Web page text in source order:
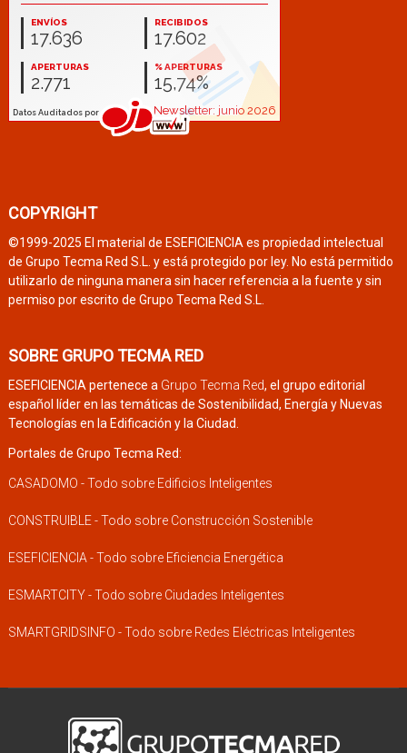
COPYRIGHT
©1999-2025 El material de ESEFICIENCIA es propiedad intelectual
de Grupo Tecma Red S.L. y está protegido por ley. No está permitido
utilizarlo de ninguna manera sin hacer referencia a la fuente y sin
permiso por escrito de Grupo Tecma Red S.L.
SOBRE GRUPO TECMA RED
ESEFICIENCIA pertenece a Grupo Tecma Red, el grupo editorial
español líder en las temáticas de Sostenibilidad, Energía y Nuevas
Tecnologías en la Edificación y la Ciudad.
Portales de Grupo Tecma Red:
CASADOMO - Todo sobre Edificios Inteligentes
CONSTRUIBLE - Todo sobre Construcción Sostenible
ESEFICIENCIA - Todo sobre Eficiencia Energética
ESMARTCITY - Todo sobre Ciudades Inteligentes
SMARTGRIDSINFO - Todo sobre Redes Eléctricas Inteligentes